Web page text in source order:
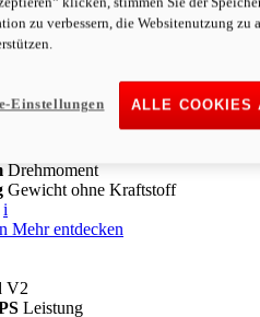
Drehmoment
Gewicht ohne Kraftstoff
i
Drehmoment
Gewicht ohne Kraftstoff
i
Mehr entdecken
V2
Leistung
zu verbessern, die Websitenutzung zu
ALLE COOKIES
Einstellungen